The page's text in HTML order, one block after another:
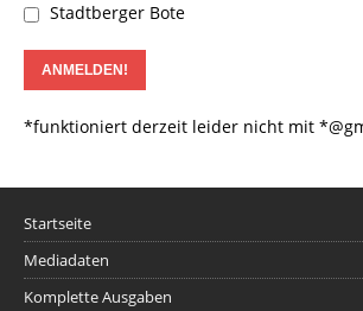
Stadtberger Bote
*funktioniert derzeit leider nicht mit
Startseite
Mediadaten
Komplette Ausgaben